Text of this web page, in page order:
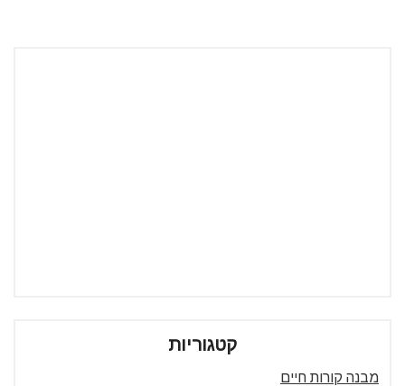
קטגוריות
מבנה קורות חיים